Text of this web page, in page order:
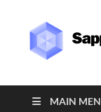
MAIN